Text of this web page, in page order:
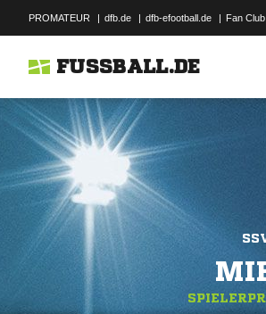
PROMATEUR | dfb.de | dfb-efootball.de | Fan
FUSSBALL.DE